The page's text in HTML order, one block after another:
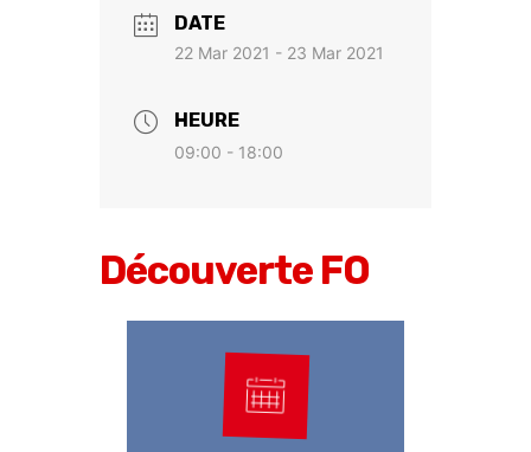
DATE
22 Mar 2021 - 23 Mar 2021
HEURE
09:00 - 18:00
Découverte FO